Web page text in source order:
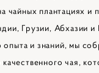
чайных плантациях и
Грузии, Абхазии и
и знаний, мы
чая,